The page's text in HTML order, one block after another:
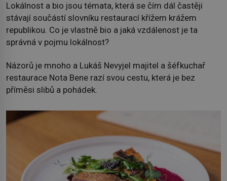
Lokálnost a bio jsou témata, která se čím dál častěji
stávají součástí slovníku restaurací křížem krážem
republikou. Co je vlastně bio a jaká vzdálenost je ta
správná v pojmu lokálnost?
Názorů je mnoho a Lukáš Nevyjel majitel a šéfkuchař
restaurace Nota Bene razí svou cestu, která je bez
příměsi slibů a pohádek.